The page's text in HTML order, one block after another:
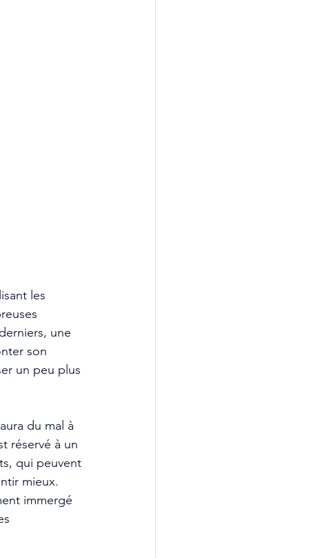
les
une
son
un peu plus
du mal à
réservé à un
qui peuvent
mieux.
immergé